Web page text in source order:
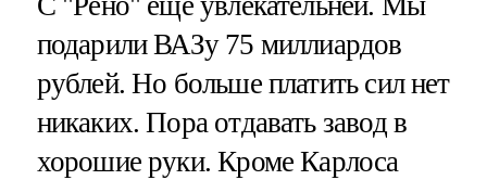
подарили ВАЗу 75 миллиардов
рублей. Но больше платить сил нет
никаких. Пора отдавать завод в
хорошие руки. Кроме Карлоса